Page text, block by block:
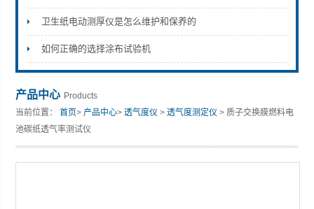
山东安尼麦特仪器有限公司
卫生纸电动测厚仪是怎么维护和保养的
如何正确的选择涂布试验机
产品中心 Products
当前位置：首页>产品中心>透气度仪 >透气度测定仪 > 质子交换膜燃料电
池碳纸透气率测试仪